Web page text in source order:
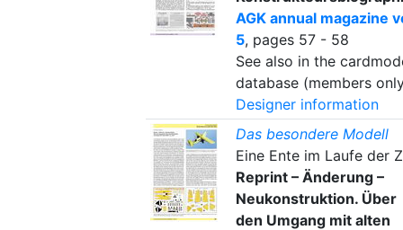
AGK annual magazine
5, pages 57 - 58
See also in the
database (members
Designer information
Das besondere Modell
Eine Ente im Laufe der
Reprint – Änderung –
Neukonstruktion. Über
den Umgang mit alten